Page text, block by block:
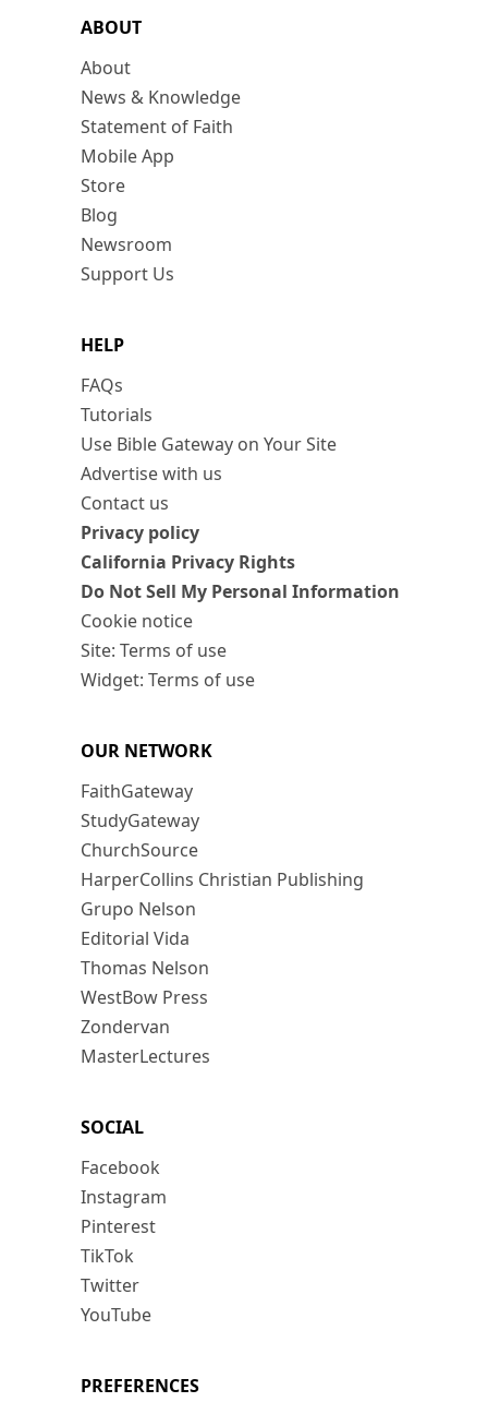
ABOUT
About
News & Knowledge
Statement of Faith
Mobile App
Store
Blog
Newsroom
Support Us
HELP
FAQs
Tutorials
Use Bible Gateway on Your Site
Advertise with us
Contact us
Privacy policy
California Privacy Rights
Do Not Sell My Personal Information
Cookie notice
Site: Terms of use
Widget: Terms of use
OUR NETWORK
FaithGateway
StudyGateway
ChurchSource
HarperCollins Christian Publishing
Grupo Nelson
Editorial Vida
Thomas Nelson
WestBow Press
Zondervan
MasterLectures
SOCIAL
Facebook
Instagram
Pinterest
TikTok
Twitter
YouTube
PREFERENCES